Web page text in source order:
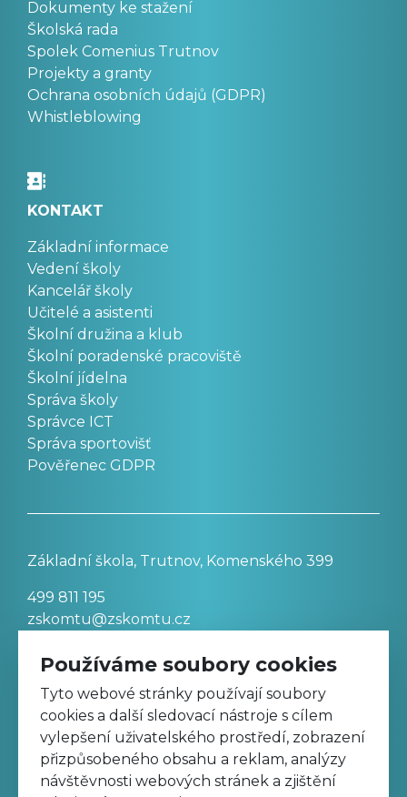
Dokumenty ke stažení
Školská rada
Spolek Comenius Trutnov
Projekty a granty
Ochrana osobních údajů (GDPR)
Whistleblowing
KONTAKT
Základní informace
Vedení školy
Kancelář školy
Učitelé a asistenti
Školní družina a klub
Školní poradenské pracoviště
Školní jídelna
Správa školy
Správce ICT
Správa sportovišť
Pověřenec GDPR
Základní škola, Trutnov, Komenského 399
499 811 195
zskomtu@zskomtu.cz
Prohlášení o přístupnosti stránek
Nastavení cookies
Používáme soubory cookies
Tyto webové stránky používají soubory
cookies a další sledovací nástroje s cílem
vylepšení uživatelského prostředí, zobrazení
přizpůsobeného obsahu a reklam, analýzy
návštěvnosti webových stránek a zjištění